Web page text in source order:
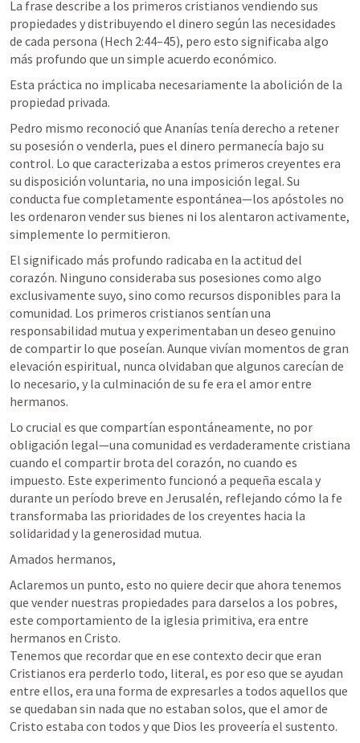
La frase describe a los primeros cristianos vendiendo sus
propiedades y distribuyendo el dinero según las necesidades
de cada persona (Hech 2:44–45), pero esto significaba algo
más profundo que un simple acuerdo económico.
Esta práctica no implicaba necesariamente la abolición de la
propiedad privada.
Pedro mismo reconoció que Ananías tenía derecho a retener
su posesión o venderla, pues el dinero permanecía bajo su
control. Lo que caracterizaba a estos primeros creyentes era
su disposición voluntaria, no una imposición legal. Su
conducta fue completamente espontánea—los apóstoles no
les ordenaron vender sus bienes ni los alentaron activamente,
simplemente lo permitieron.
El significado más profundo radicaba en la actitud del
corazón. Ninguno consideraba sus posesiones como algo
exclusivamente suyo, sino como recursos disponibles para la
comunidad. Los primeros cristianos sentían una
responsabilidad mutua y experimentaban un deseo genuino
de compartir lo que poseían. Aunque vivían momentos de gran
elevación espiritual, nunca olvidaban que algunos carecían de
lo necesario, y la culminación de su fe era el amor entre
hermanos.
Lo crucial es que compartían espontáneamente, no por
obligación legal—una comunidad es verdaderamente cristiana
cuando el compartir brota del corazón, no cuando es
impuesto. Este experimento funcionó a pequeña escala y
durante un período breve en Jerusalén, reflejando cómo la fe
transformaba las prioridades de los creyentes hacia la
solidaridad y la generosidad mutua.
Amados hermanos,
Aclaremos un punto, esto no quiere decir que ahora tenemos
que vender nuestras propiedades para darselos a los pobres,
este comportamiento de la iglesia primitiva, era entre
hermanos en Cristo.
Tenemos que recordar que en ese contexto decir que eran
Cristianos era perderlo todo, literal, es por eso que se ayudan
entre ellos, era una forma de expresarles a todos aquellos que
se quedaban sin nada que no estaban solos, que el amor de
Cristo estaba con todos y que Dios les proveería el sustento.